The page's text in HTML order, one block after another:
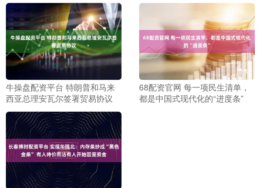
牛操盘配资平台 特朗普和马来
西亚总理安瓦尔签署贸易协议
68配资官网 每一项民生清单，
都是中国式现代化的“进度条”